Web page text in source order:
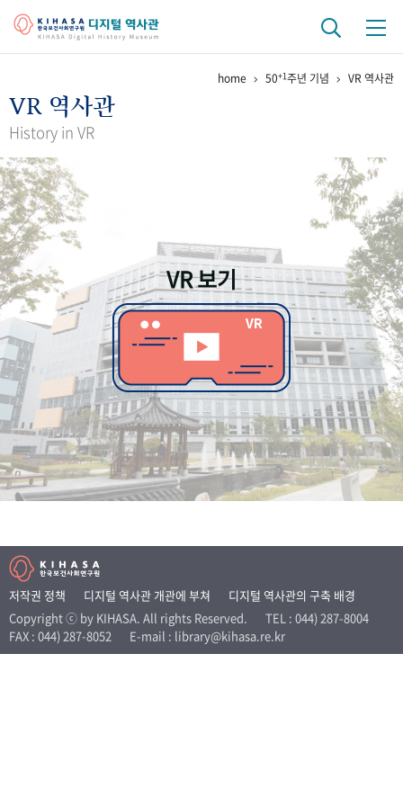
걸어온 길 기관 변천사
연구 역사
정책과 연구
간행물 변천사
기록물 아카이브
사진 아카이브 문서 기록물 행정박물 영상 기록물
50 주년 기념
성과 50선 숫자로 보는 50년 50 +1주년 광장
세계와 함께 한 KIHASA
VR 역사관
home 50+1주년 기념 VR 역사관
VR 역사관
History in VR
VR 보기
저작권 정책 디지털 역사관 개관에 부쳐
디지털 역사관의 구축 배경
Copyright ⓒ by KIHASA. All rights Reserved.
TEL : 044) 287-8004
FAX : 044) 287-8052
E-mail : library@kihasa.re.kr